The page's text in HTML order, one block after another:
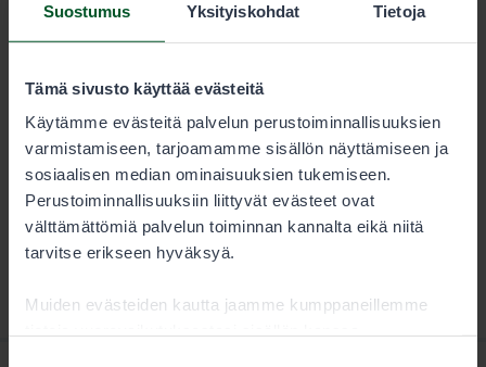
Suostumus Yksityiskohdat Tietoja
Tämä sivusto käyttää evästeitä
Käytämme evästeitä palvelun perustoiminnallisuuksien
varmistamiseen, tarjoamamme sisällön näyttämiseen ja
sosiaalisen median ominaisuuksien tukemiseen.
Perustoiminnallisuuksiin liittyvät evästeet ovat
välttämättömiä palvelun toiminnan kannalta eikä niitä
tarvitse erikseen hyväksyä.
Muiden evästeiden kautta jaamme kumppaneillemme
Huomaathan, että sallitut koulutusajat jänistä ajaville
vaihtelevat. Metsästäjän tulee aina tarkistaa lupaehdot
huolellisesti.